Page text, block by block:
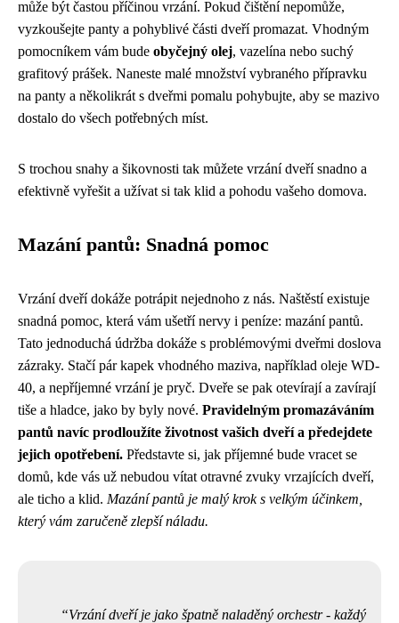
může být častou příčinou vrzání. Pokud čištění nepomůže,
vyzkoušejte panty a pohyblivé části dveří promazat. Vhodným
pomocníkem vám bude obyčejný olej, vazelína nebo suchý
grafitový prášek. Naneste malé množství vybraného přípravku
na panty a několikrát s dveřmi pomalu pohybujte, aby se mazivo
dostalo do všech potřebných míst.
S trochou snahy a šikovnosti tak můžete vrzání dveří snadno a
efektivně vyřešit a užívat si tak klid a pohodu vašeho domova.
Mazání pantů: Snadná pomoc
Vrzání dveří dokáže potrápit nejednoho z nás. Naštěstí existuje
snadná pomoc, která vám ušetří nervy i peníze: mazání pantů.
Tato jednoduchá údržba dokáže s problémovými dveřmi doslova
zázraky. Stačí pár kapek vhodného maziva, například oleje WD-
40, a nepříjemné vrzání je pryč. Dveře se pak otevírají a zavírají
tiše a hladce, jako by byly nové. Pravidelným promazáváním
pantů navíc prodloužíte životnost vašich dveří a předejdete
jejich opotřebení. Představte si, jak příjemné bude vracet se
domů, kde vás už nebudou vítat otravné zvuky vrzajících dveří,
ale ticho a klid. Mazání pantů je malý krok s velkým účinkem,
který vám zaručeně zlepší náladu.
Vrzání dveří je jako špatně naladěný orchestr - každý